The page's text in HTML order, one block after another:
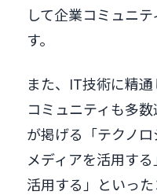
して企業コミュニ
す。
また、IT技術に精
コミュニティも多
が掲げる「テクノ
メディアを活用す
活用する」といっ